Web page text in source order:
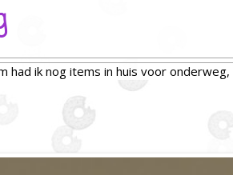
had ik nog items in huis voor